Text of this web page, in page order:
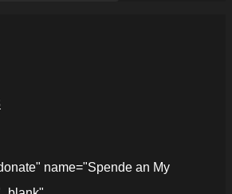
name="Spende an My